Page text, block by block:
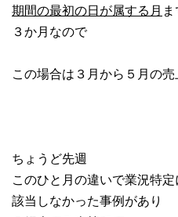
期間の最初の日が属する月
３か月なので
この場合は３月から５月の
ちょうど先週
このひと月の違いで業況特定
該当しなかった事例があり